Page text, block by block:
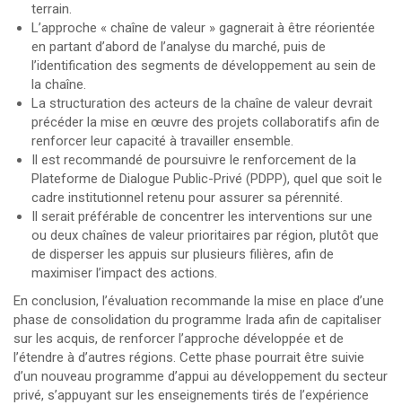
terrain.
L’approche « chaîne de valeur » gagnerait à être réorientée
en partant d’abord de l’analyse du marché, puis de
l’identification des segments de développement au sein de
la chaîne.
La structuration des acteurs de la chaîne de valeur devrait
précéder la mise en œuvre des projets collaboratifs afin de
renforcer leur capacité à travailler ensemble.
Il est recommandé de poursuivre le renforcement de la
Plateforme de Dialogue Public-Privé (PDPP), quel que soit le
cadre institutionnel retenu pour assurer sa pérennité.
Il serait préférable de concentrer les interventions sur une
ou deux chaînes de valeur prioritaires par région, plutôt que
de disperser les appuis sur plusieurs filières, afin de
maximiser l’impact des actions.
En conclusion, l’évaluation recommande la mise en place d’une
phase de consolidation du programme Irada afin de capitaliser
sur les acquis, de renforcer l’approche développée et de
l’étendre à d’autres régions. Cette phase pourrait être suivie
d’un nouveau programme d’appui au développement du secteur
privé, s’appuyant sur les enseignements tirés de l’expérience